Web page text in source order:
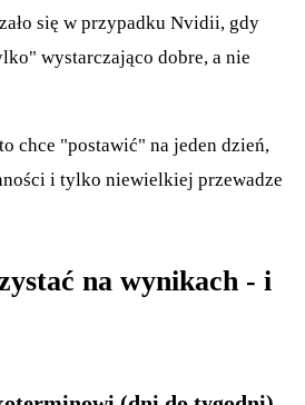
się w przypadku Nvidii, gdy
wystarczająco dobre, a nie
chce "postawić" na jeden dzień,
i tylko niewielkiej przewadze
na wynikach - i